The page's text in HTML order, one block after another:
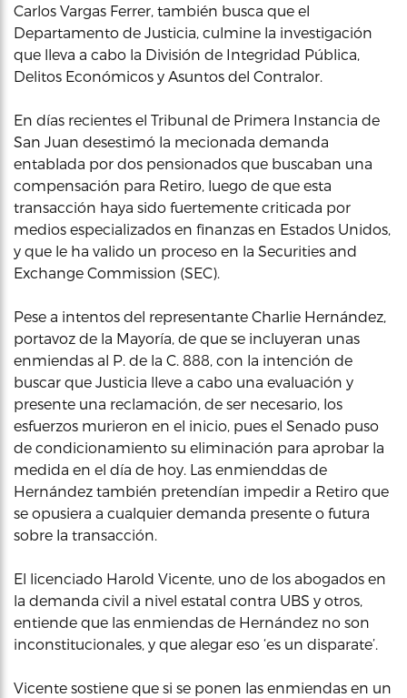
Carlos Vargas Ferrer, también busca que el
Departamento de Justicia, culmine la investigación
que lleva a cabo la División de Integridad Pública,
Delitos Económicos y Asuntos del Contralor.
En días recientes el Tribunal de Primera Instancia de
San Juan desestimó la mecionada demanda
entablada por dos pensionados que buscaban una
compensación para Retiro, luego de que esta
transacción haya sido fuertemente criticada por
medios especializados en finanzas en Estados Unidos,
y que le ha valido un proceso en la Securities and
Exchange Commission (SEC).
Pese a intentos del representante Charlie Hernández,
portavoz de la Mayoría, de que se incluyeran unas
enmiendas al P. de la C. 888, con la intención de
buscar que Justicia lleve a cabo una evaluación y
presente una reclamación, de ser necesario, los
esfuerzos murieron en el inicio, pues el Senado puso
de condicionamiento su eliminación para aprobar la
medida en el día de hoy. Las enmienddas de
Hernández también pretendían impedir a Retiro que
se opusiera a cualquier demanda presente o futura
sobre la transacción.
El licenciado Harold Vicente, uno de los abogados en
la demanda civil a nivel estatal contra UBS y otros,
entiende que las enmiendas de Hernández no son
inconstitucionales, y que alegar eso ‘es un disparate’.
Vicente sostiene que si se ponen las enmiendas en un